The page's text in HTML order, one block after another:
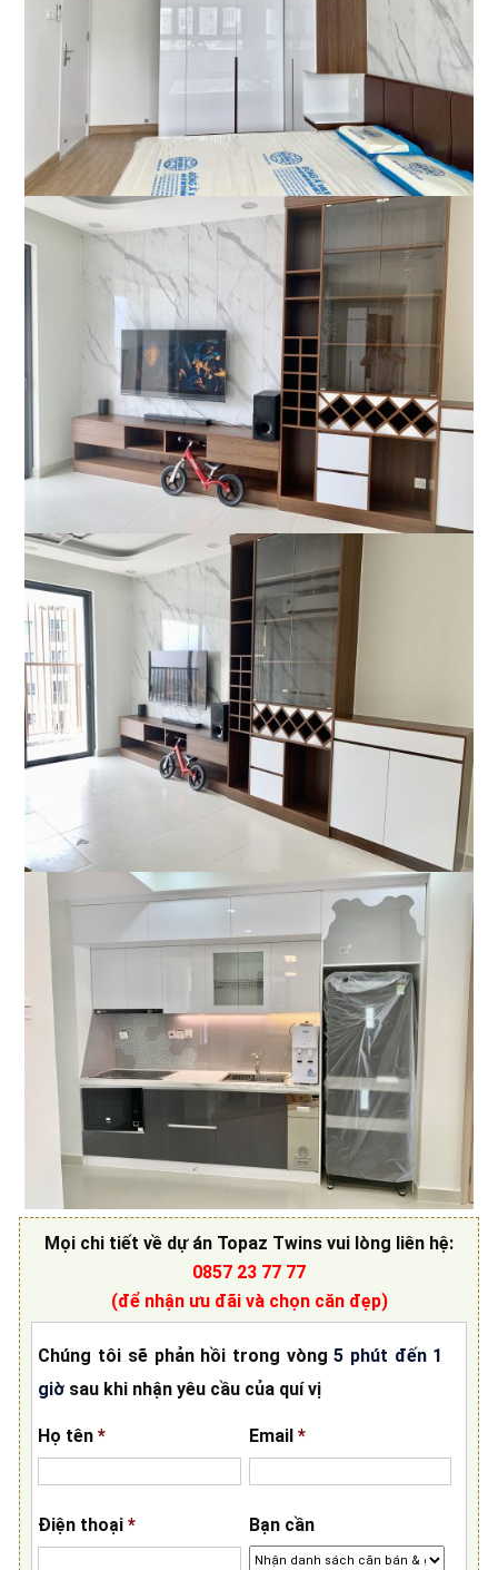
Mọi chi tiết về dự án Topaz Twins vui lòng liên hệ:
0857 23 77 77
(để nhận ưu đãi và chọn căn đẹp)
Chúng tôi sẽ phản hồi trong vòng5 phút đến 1
giờ sau khi nhận yêu cầu của quí vị
Họ tên * Email *
Điện thoại * Bạn cần